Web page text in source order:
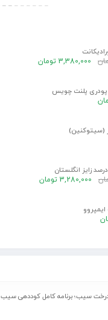
3,380,000 تومان
پلنت چویس
(سیتوکنین)
3,280,000 تومان
درخت سیب؛ برنامه کامل کوددهی سیب